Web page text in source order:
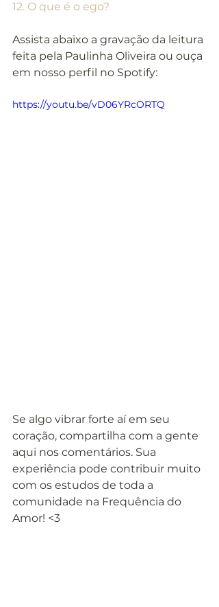
12. O que é o ego?
Assista abaixo a gravação da leitura
feita pela Paulinha Oliveira ou ouça
em nosso perfil no Spotify:
https://youtu.be/vD06YRcORTQ
Se algo vibrar forte aí em seu
coração, compartilha com a gente
aqui nos comentários. Sua
experiência pode contribuir muito
com os estudos de toda a
comunidade na Frequência do
Amor! <3